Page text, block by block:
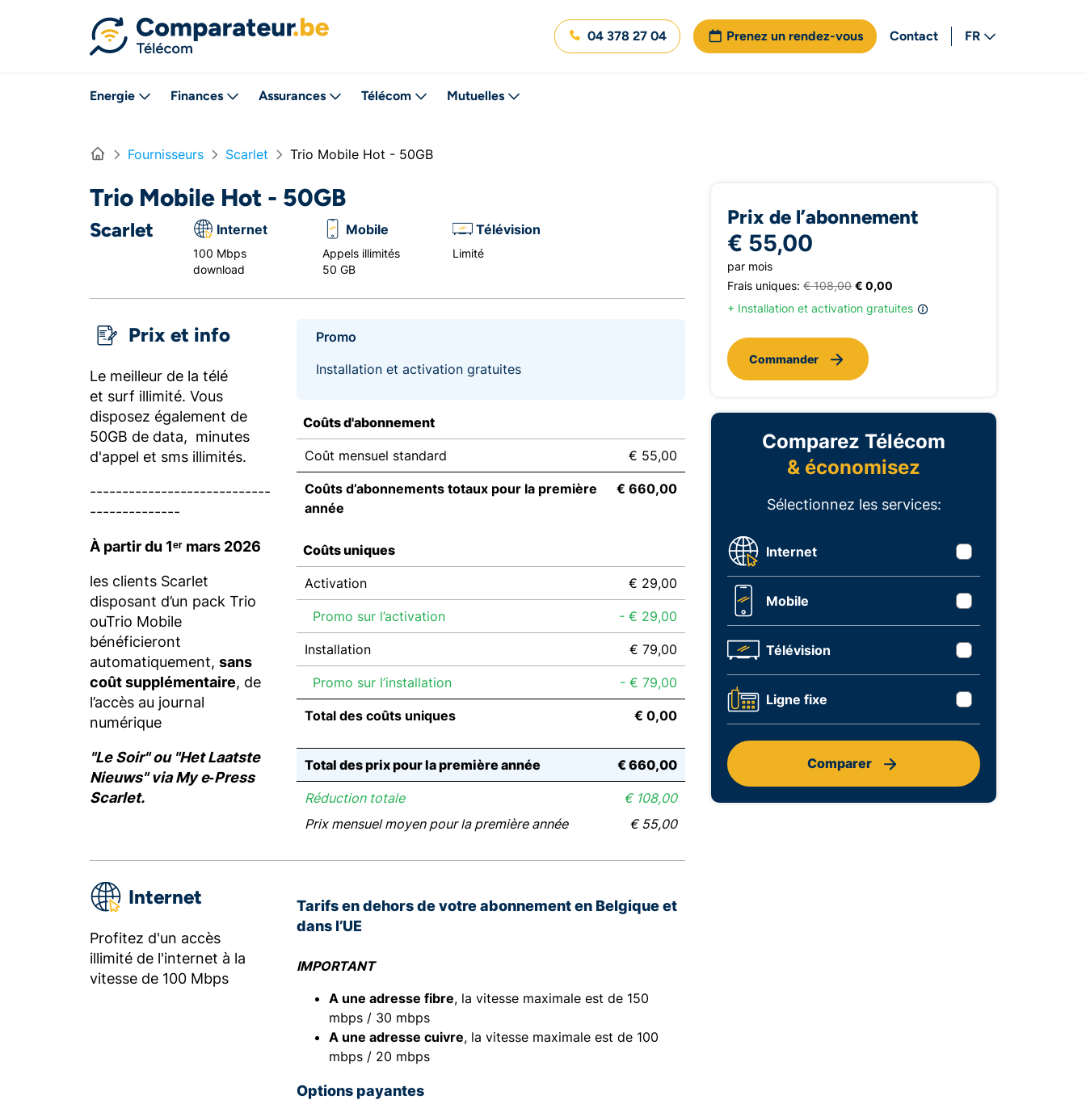
04 378 27 04 Prenez un rendez-vous Contact
FR
Energie Finances Assurances Télécom Mutuelles
Home Fournisseurs Scarlet Trio Mobile Hot - 50GB
Trio Mobile Hot - 50GB
Scarlet Internet
100 Mbps
download
Mobile
Appels illimités
50 GB
Télévision
Limité
Prix et info
Le meilleur de la télé
et surf illimité. Vous
disposez également de
50GB de data, minutes
d'appel et sms illimités.
----------------------------
--------------
À partir du 1ᵉʳ mars 2026
les clients Scarlet
disposant d’un pack Trio
ouTrio Mobile
bénéficieront
automatiquement, sans
coût supplémentaire, de
l’accès au journal
numérique
"Le Soir" ou "Het Laatste
Nieuws" via My e‑Press
Scarlet.
Promo
Installation et activation gratuites
Coûts d'abonnement
Coût mensuel standard € 55,00
Coûts d’abonnements totaux pour la première
année
€ 660,00
Coûts uniques
Activation € 29,00
Promo sur l’activation - € 29,00
Installation € 79,00
Promo sur l’installation - € 79,00
Total des coûts uniques € 0,00
Total des prix pour la première année € 660,00
Réduction totale
€ 108,00
Prix mensuel moyen pour la première année
€ 55,00
Internet
Profitez d'un accès
illimité de l'internet à la
vitesse de 100 Mbps
Tarifs en dehors de votre abonnement en Belgique et
dans l’UE
IMPORTANT
A une adresse fibre, la vitesse maximale est de 150
mbps / 30 mbps
A une adresse cuivre, la vitesse maximale est de 100
mbps / 20 mbps
Options payantes
Prix de l’abonnement
€ 55,00
par mois
Frais uniques: € 108,00 € 0,00
+ Installation et activation gratuites
Commander
Comparez Télécom
& économisez
Sélectionnez les services:
Internet
Mobile
Télévision
Ligne fixe
Comparer